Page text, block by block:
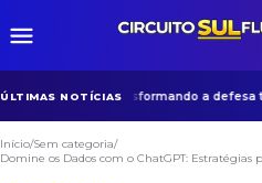
ÚLTIMAS NOTÍCIAS
que vem transformando a defesa
Início/Sem categoria/
Domine os Dados com o ChatGPT: